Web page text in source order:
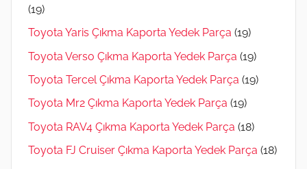
(19)
Toyota Yaris Çıkma Kaporta Yedek Parça (19)
Toyota Verso Çıkma Kaporta Yedek Parça (19)
Toyota Tercel Çıkma Kaporta Yedek Parça (19)
Toyota Mr2 Çıkma Kaporta Yedek Parça (19)
Toyota RAV4 Çıkma Kaporta Yedek Parça (18)
Toyota FJ Cruiser Çıkma Kaporta Yedek Parça (18)